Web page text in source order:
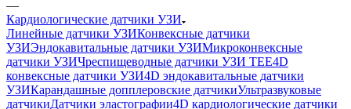
—
Кардиологические датчики УЗИ
Линейные датчики УЗИКонвексные датчики
УЗИЭндокавитальные датчики УЗИМикроконвексные
датчики УЗИЧреспищеводные датчики УЗИ TEE4D
конвексные датчики УЗИ4D эндокавитальные датчики
УЗИКарандашные допплеровские датчикиУльтразвуковые
датчикиДатчики эластографии4D кардиологические датчики